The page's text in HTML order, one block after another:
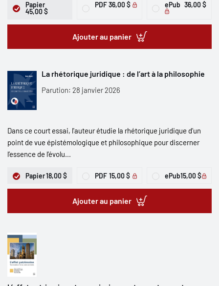
Papier
45,00 $
PDF 36,00 $ ePub 36,00 $
Ajouter au panier
La rhétorique juridique : de l’art à la philosophie
Parution: 28 janvier 2026
Dans ce court essai, l'auteur étudie la rhétorique juridique d’un
point de vue épistémologique et philosophique pour discerner
l’essence de l’évolu...
Papier18,00 $ PDF 15,00 $ ePub15,00 $
Ajouter au panier